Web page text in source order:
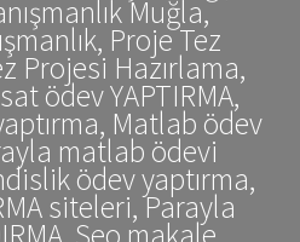
Muğla,
Proje Tez
Projesi Hazırlama,
ödev YAPTIRMA,
Matlab ödev
matlab ödevi
ödev yaptırma,
siteleri, Parayla